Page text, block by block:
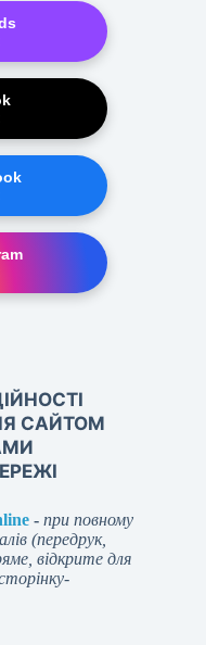
САЙТОМ
- при повному
(передрук,
відкрите для